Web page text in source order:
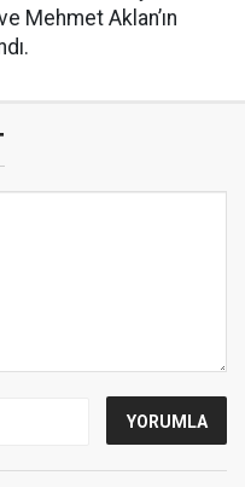
Mehmet Aklan’ın